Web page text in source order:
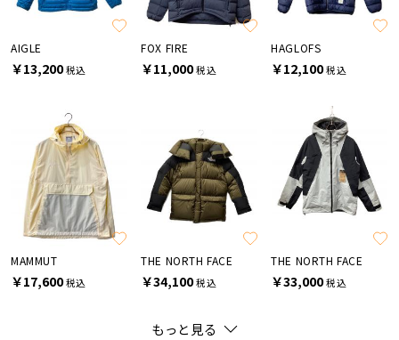
AIGLE
￥13,200税込
FOX FIRE
￥11,000税込
HAGLOFS
￥12,100税込
MAMMUT
￥17,600税込
THE NORTH FACE
￥34,100税込
THE NORTH FACE
￥33,000税込
もっと見る